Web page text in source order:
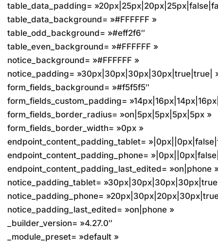
table_data_padding=
table_data_background= »#FFFFFF »
table_odd_background= »#eff2f6″
table_even_background= »#FFFFFF »
notice_background= »#FFFFFF »
notice_padding= »30px|30px|30px|30px|true|true|
form_fields_background= »#f5f5f5″
form_fields_custom_padding=
form_fields_border_radius= »on|5px|5px|5px|5px »
form_fields_border_width= »0px »
endpoint_content_padding_tablet=
endpoint_content_padding_phone=
endpoint_content_padding_last_edited= »on|phone
notice_padding_tablet=
notice_padding_phone=
notice_padding_last_edited= »on|phone »
_builder_version= »4.27.0″
_module_preset= »default »